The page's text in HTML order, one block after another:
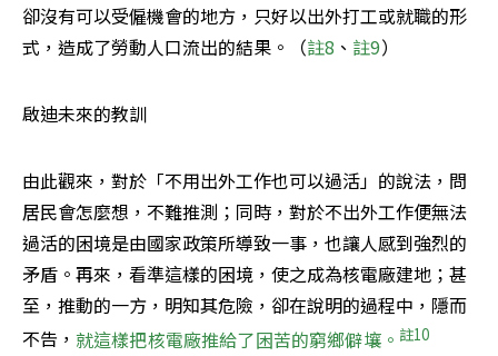
卻沒有可以受僱機會的地方，只好以出外打工或就職的形
式，造成了勞動人口流出的結果。（註8 、 註9）
啟迪未來的教訓
由此觀來，對於「不用出外工作也可以過活」的說法，問
居民會怎麼想，不難推測；同時，對於不出外工作便無法
過活的困境是由國家政策所導致一事，也讓人感到強烈的
矛盾。再來，看準這樣的困境，使之成為核電廠建地；甚
至，推動的一方，明知其危險，卻在說明的過程中，隱而
不告， 就這樣把核電廠推給了困苦的窮鄉僻壤。 註10